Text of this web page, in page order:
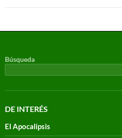
Búsqueda
DE INTERÉS
El Apocalipsis